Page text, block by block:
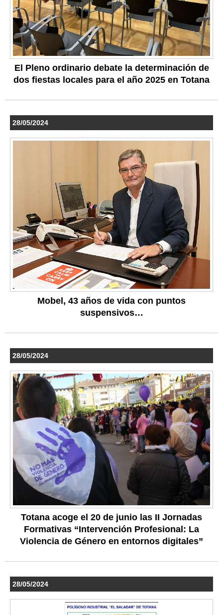
El Pleno ordinario debate la determinación de
dos fiestas locales para el año 2025 en Totana
28/05/2024
Mobel, 43 años de vida con puntos
suspensivos…
28/05/2024
Totana acoge el 20 de junio las II Jornadas
Formativas “Intervención Profesional: La
Violencia de Género en entornos digitales”
28/05/2024